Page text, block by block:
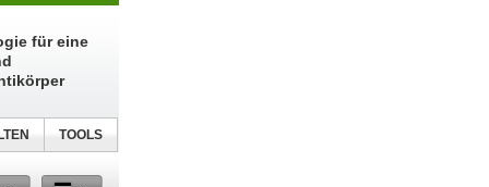
für eine
TOOLS